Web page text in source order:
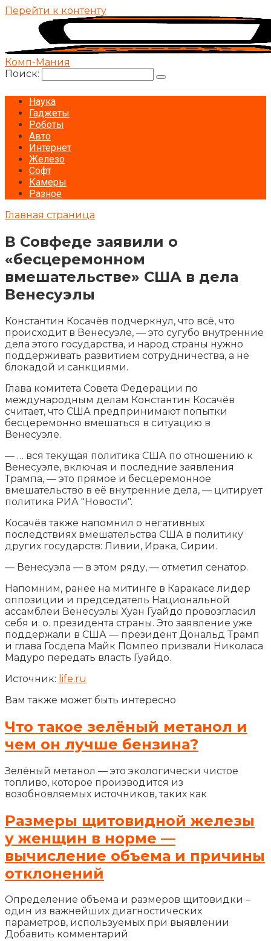
Перейти к контенту
Комп-Мания
Поиск:
Наука
Гаджеты
Роботы
Авто
Интернет
Железо
Софт
Камеры
Разное
Главная страница
В Совфеде заявили о
«бесцеремонном
вмешательстве» США в дела
Венесуэлы
Константин Косачёв подчеркнул, что всё, что
происходит в Венесуэле, — это сугубо внутренние
дела этого государства, и народ страны нужно
поддерживать развитием сотрудничества, а не
блокадой и санкциями.
Глава комитета Совета Федерации по
международным делам Константин Косачёв
считает, что США предпринимают попытки
бесцеремонно вмешаться в ситуацию в
Венесуэле.
— … вся текущая политика США по отношению к
Венесуэле, включая и последние заявления
Трампа, — это прямое и бесцеремонное
вмешательство в её внутренние дела, — цитирует
политика РИА "Новости".
Косачёв также напомнил о негативных
последствиях вмешательства США в политику
других государств: Ливии, Ирака, Сирии.
— Венесуэла — в этом ряду, — отметил сенатор.
Напомним, ранее на митинге в Каракасе лидер
оппозиции и председатель Национальной
ассамблеи Венесуэлы Хуан Гуайдо провозгласил
себя и. о. президента страны. Это заявление уже
поддержали в США — президент Дональд Трамп
и глава Госдепа Майк Помпео призвали Николаса
Мадуро передать власть Гуайдо.
Источник: life.ru
Вам также может быть интересно
Что такое зелёный метанол и
чем он лучше бензина?
Зелёный метанол — это экологически чистое
топливо, которое производится из
возобновляемых источников, таких как
Размеры щитовидной железы
у женщин в норме —
вычисление объема и причины
отклонений
Определение объема и размеров щитовидки –
один из важнейших диагностических
параметров, используемых при выявлении
Добавить комментарий